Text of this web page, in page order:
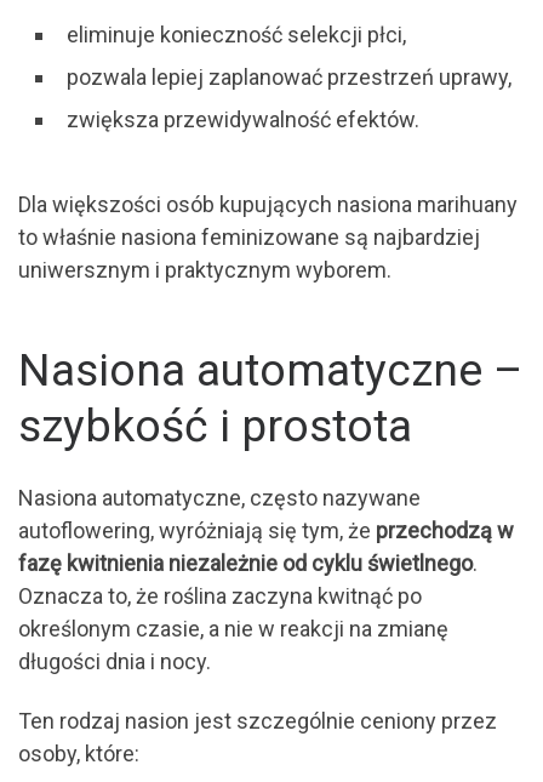
eliminuje konieczność selekcji płci,
pozwala lepiej zaplanować przestrzeń uprawy,
zwiększa przewidywalność efektów.
Dla większości osób kupujących nasiona marihuany
to właśnie nasiona feminizowane są najbardziej
uniwersznym i praktycznym wyborem.
Nasiona automatyczne –
szybkość i prostota
Nasiona automatyczne, często nazywane
autoflowering, wyróżniają się tym, że przechodzą w
fazę kwitnienia niezależnie od cyklu świetlnego.
Oznacza to, że roślina zaczyna kwitnąć po
określonym czasie, a nie w reakcji na zmianę
długości dnia i nocy.
Ten rodzaj nasion jest szczególnie ceniony przez
osoby, które: